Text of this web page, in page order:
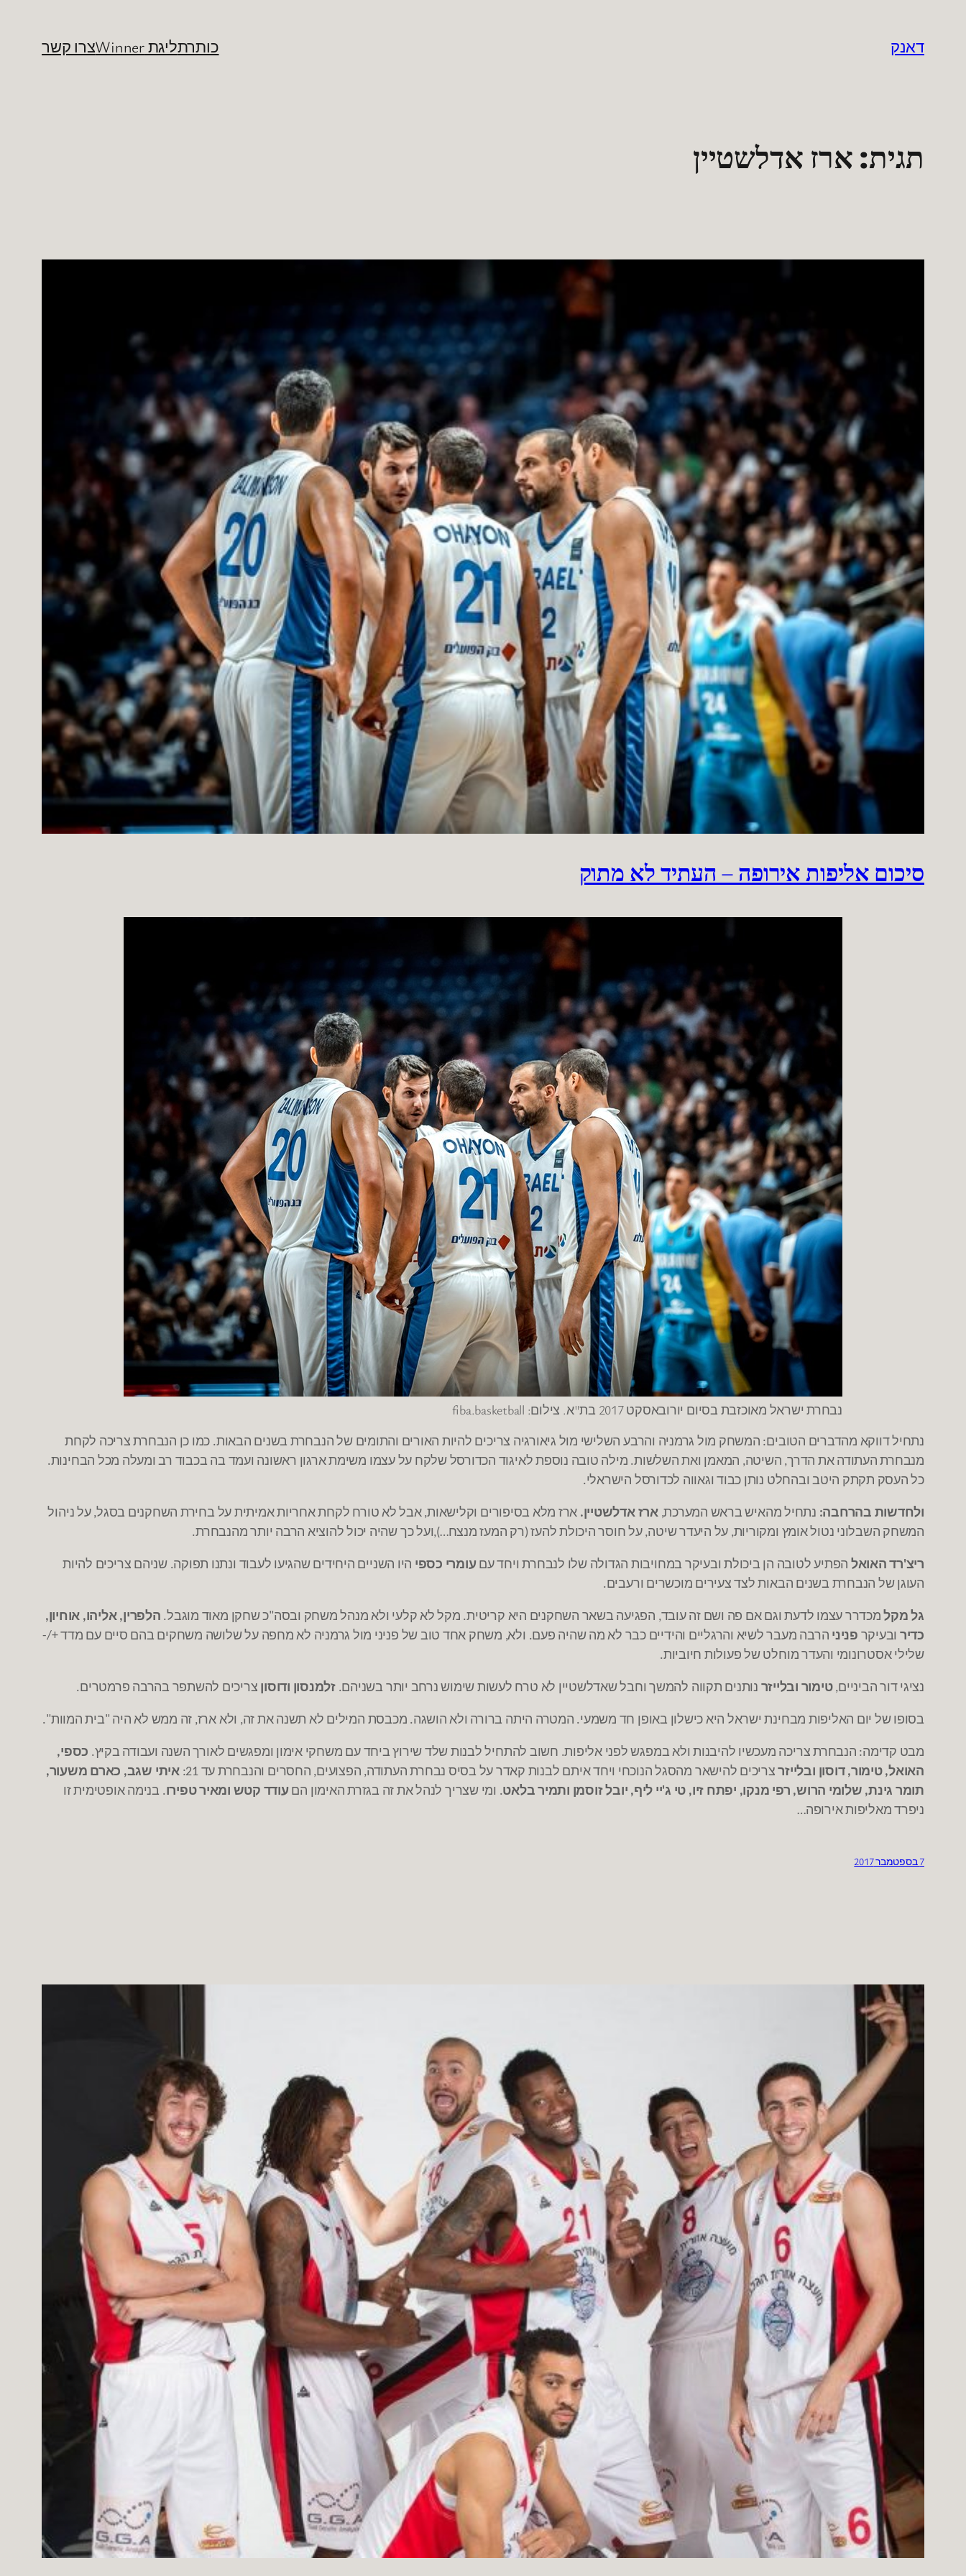
דאנק כותרתליגת Winner צרו קשר
תגית:ארז אדלשטיין
סיכום אליפות אירופה – העתיד לא מתוק
נבחרת ישראל מאוכזבת בסיום יורובאסקט 2017 בת"א. צילום: fiba.basketball
נתחיל דווקא מהדברים הטובים: המשחק מול גרמניה והרבע השלישי מול גיאורגיה צריכים להיות האורים והתומים של הנבחרת בשנים הבאות. כמו כן הנבחרת צריכה לקחת
מנבחרת העתודה את הדרך, השיטה, המאמן ואת השלשות. מילה טובה נוספת לאיגוד הכדורסל שלקח על עצמו משימת ארגון ראשונה ועמד בה בכבוד רב ומעלה מכל הבחינות.
כל העסק תקתק היטב ובהחלט נותן כבוד וגאווה לכדורסל הישראלי.
ולחדשות בהרחבה: נתחיל מהאיש בראש המערכת,ארז אדלשטיין. ארז מלא בסיפורים וקלישאות,אבל לא טורח לקחת אחריות אמיתית על בחירת השחקנים בסגל,על ניהול
המשחק השבלוני נטול אומץ ומקוריות, על היעדר שיטה,על חוסר היכולת להעז (רק המעז מנצח…),ועל כך שהיה יכול להוציא הרבה יותר מהנבחרת.
ריצ'רד האואל הפתיע לטובה הן ביכולת ובעיקר במחויבות הגדולה שלו לנבחרת ויחד עםעומרי כספי היו השניים היחידים שהגיעו לעבוד ונתנו תפוקה.שניהם צריכים להיות
העוגן של הנבחרת בשנים הבאות לצד צעירים מוכשרים ורעבים.
גל מקלמכדרר עצמו לדעת וגם אם פה ושם זה עובד, הפגיעה בשאר השחקנים היא קריטית. מקל לא קלעי ולא מנהל משחק ובסה"כ שחקן מאוד מוגבל. הלפרין,אליהו, אוחיון,
כדיר ובעיקר פניני הרבה מעבר לשיא והרגליים והידיים כבר לא מה שהיה פעם. ולא, משחק אחד טוב של פניני מול גרמניה לא מחפה על שלושה משחקים בהם סיים עם מדד+/-
שלילי אסטרונומי והעדר מוחלט של פעולות חיוביות.
נציגי דור הביניים,טימור ובלייזר נותנים תקווה להמשך וחבל שאדלשטיין לא טרח לעשות שימוש נרחב יותר בשניהם.זלמנסון ודוסון צריכים להשתפר בהרבה פרמטרים.
בסופו של יום האליפות מבחינת ישראל היא כישלון באופן חד משמעי. המטרה היתה ברורה ולא הושגה. מכבסת המילים לא תשנה את זה, ולא ארז, זה ממש לא היה "בית המוות".
מבט קדימה: הנבחרת צריכה מעכשיו להיבנות ולא במפגש לפני אליפות. חשוב להתחיל לבנות שלד שירוץ ביחד עם משחקי אימון ומפגשים לאורך השנה ועבודה בקיץ. כספי,
האואל,טימור,דוסון ובלייזרצריכים להישאר מהסגל הנוכחי ויחד איתם לבנות קאדר על בסיס נבחרת העתודה, הפצועים, החסרים והנבחרת עד 21: איתי שגב, כארם משעור,
תומר גינת, שלומי הרוש, רפי מנקו, יפתח זיו, טי ג'יי ליף, יובל זוסמן ותמיר בלאט. ומי שצריך לנהל את זה בגזרת האימון הםעודד קטש ומאיר טפירו. בנימה אופטימית זו
ניפרד מאליפות אירופה…
7 בספטמבר 2017